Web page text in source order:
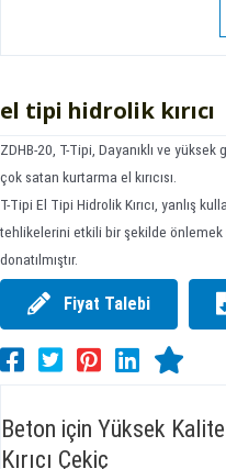
el tipi hidrolik kırıcı
ZDHB-20, T-Tipi, Dayanıklı ve
çok satan kurtarma el kırıcısı.
T-Tipi El Tipi Hidrolik Kırıcı, yanlış
tehlikelerini etkili bir şekilde
donatılmıştır.
Fiyat Talebi
Beton için Yüksek
Kırıcı Çekiç